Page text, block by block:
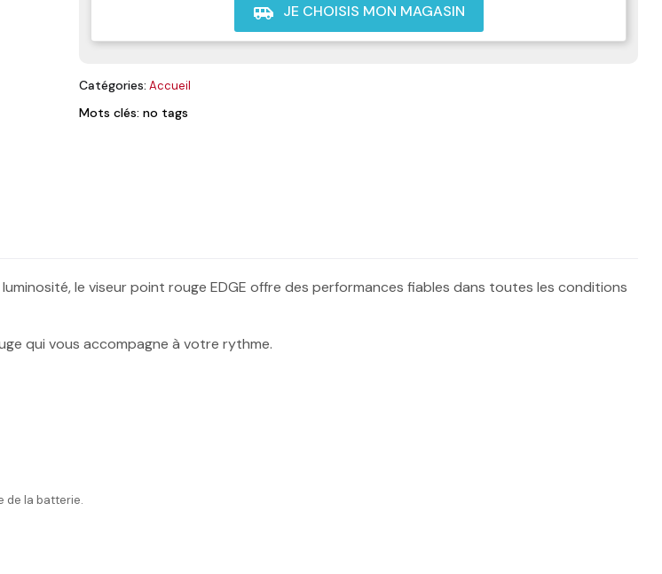
airport_shuttle JE CHOISIS MON MAGASIN
Catégories: Accueil
Mots clés: no tags
le viseur point rouge EDGE offre des performances fiables dans toutes les conditions
qui vous accompagne à votre rythme.
de la batterie.